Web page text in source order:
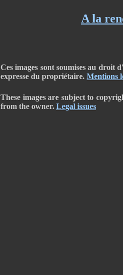
A la
Ces images sont soumises au droit
expresse du propriétaire. Mentions
These images are subject to
from the owner. Legal issues